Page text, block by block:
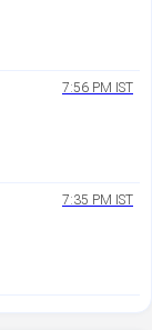
7:56 PM IST
7:35 PM IST